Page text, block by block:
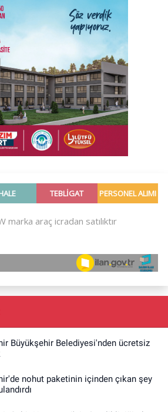
Büyükşehir Belediyesi'nden ücretsiz
nohut paketinin içinden çıkan şey